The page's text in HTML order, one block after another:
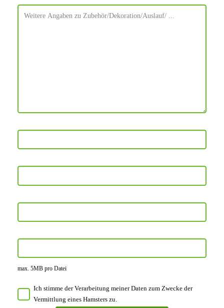
max. 5MB pro Datei
Ich stimme der Verarbeitung meiner Daten zum Zwecke der
Vermittlung eines Hamsters zu.